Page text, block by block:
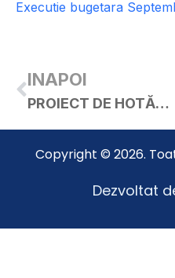
Executie bugetara
INAPOI
PROIECT DE HOTĂRÂRE privind aprobarea depunerii PROIECTULUI ”Renovare energetică aprofundată a blocului de locuințe nr.49 din orașul Curtici, Jud.Arad”
Copyright © 2026.
Dezvoltat